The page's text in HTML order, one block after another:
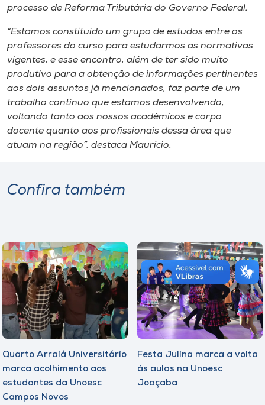
processo de Reforma Tributária do Governo Federal.
“Estamos constituído um grupo de estudos entre os
professores do curso para estudarmos as normativas
vigentes, e esse encontro, além de ter sido muito
produtivo para a obtenção de informações pertinentes
aos dois assuntos já mencionados, faz parte de um
trabalho contínuo que estamos desenvolvendo,
voltando tanto aos nossos acadêmicos e corpo
docente quanto aos profissionais dessa área que
atuam na região”, destaca Maurício.
Confira também
Quarto Arraiá Universitário
marca acolhimento aos
estudantes da Unoesc
Campos Novos
Festa Julina marca a volta
às aulas na Unoesc
Joaçaba